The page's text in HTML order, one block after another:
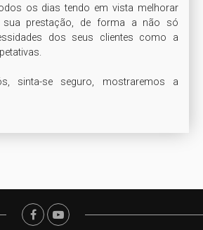
os dias tendo em vista melhorar
sua prestação, de forma a não só
dos seus clientes como a
sinta-se seguro, mostraremos a